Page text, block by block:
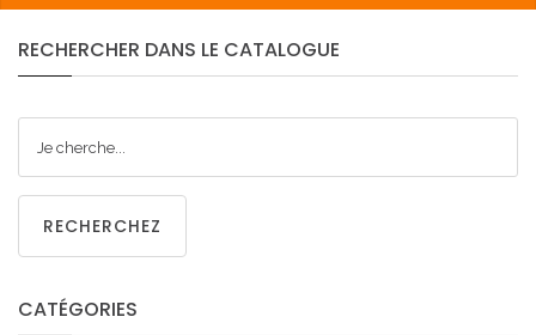
RECHERCHER DANS LE CATALOGUE
RECHERCHEZ
CATÉGORIES